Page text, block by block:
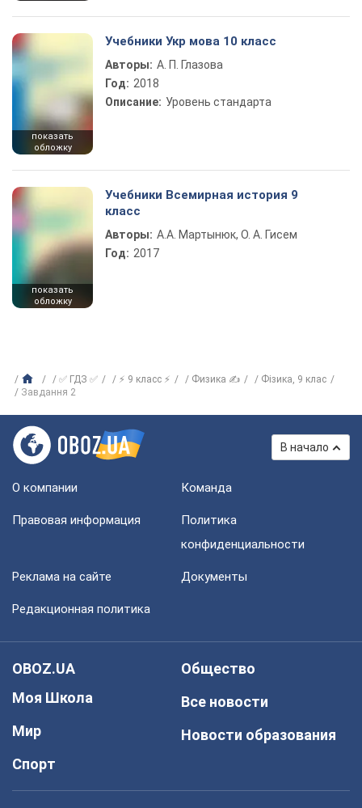
показать
обложку
Учебники Укр мова 10 класс
Авторы: А. П. Глазова
Год: 2018
Описание: Уровень стандарта
показать
обложку
Учебники Всемирная история 9
класс
Авторы: А.А. Мартынюк, О. А. Гисем
Год: 2017
✅ ГДЗ ✅ ⚡ 9 класс ⚡ Физика ✍
Фізика, 9 клас
Завдання 2
В начало
О компании Команда
Правовая информация
Политика
конфиденциальности
Реклама на сайте Документы
Редакционная политика
OBOZ.UA
Моя Школа
Мир
Спорт
Общество
Все новости
Новости образования